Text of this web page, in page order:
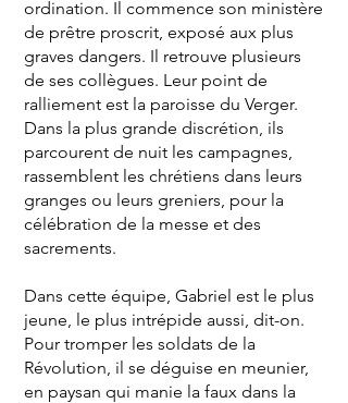
ordination. Il commence son ministère
de prêtre proscrit, exposé aux plus
graves dangers. Il retrouve plusieurs
de ses collègues. Leur point de
ralliement est la paroisse du Verger.
Dans la plus grande discrétion, ils
parcourent de nuit les campagnes,
rassemblent les chrétiens dans leurs
granges ou leurs greniers, pour la
célébration de la messe et des
sacrements.
Dans cette équipe, Gabriel est le plus
jeune, le plus intrépide aussi, dit-on.
Pour tromper les soldats de la
Révolution, il se déguise en meunier,
en paysan qui manie la faux dans la